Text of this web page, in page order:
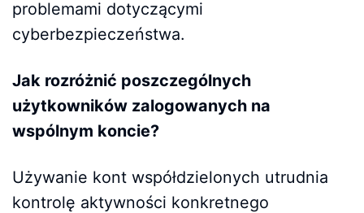
problemami dotyczącymi
cyberbezpieczeństwa.
Jak rozróżnić poszczególnych
użytkowników zalogowanych na
wspólnym koncie?
Używanie kont współdzielonych utrudnia
kontrolę aktywności konkretnego